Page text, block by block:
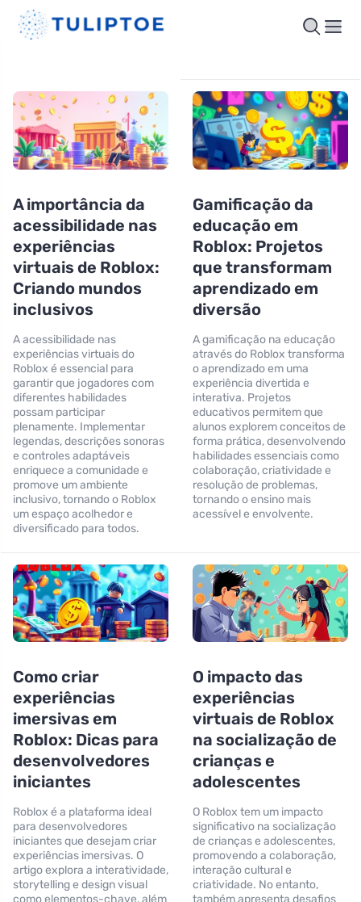
A importância da
acessibilidade nas
experiências
virtuais de Roblox:
Criando mundos
inclusivos
A acessibilidade nas
experiências virtuais do
Roblox é essencial para
garantir que jogadores com
diferentes habilidades
possam participar
plenamente. Implementar
legendas, descrições sonoras
e controles adaptáveis
enriquece a comunidade e
promove um ambiente
inclusivo, tornando o Roblox
um espaço acolhedor e
diversificado para todos.
Gamificação da
educação em
Roblox: Projetos
que transformam
aprendizado em
diversão
A gamificação na educação
através do Roblox transforma
o aprendizado em uma
experiência divertida e
interativa. Projetos
educativos permitem que
alunos explorem conceitos de
forma prática, desenvolvendo
habilidades essenciais como
colaboração, criatividade e
resolução de problemas,
tornando o ensino mais
acessível e envolvente.
Como criar
experiências
imersivas em
Roblox: Dicas para
desenvolvedores
iniciantes
Roblox é a plataforma ideal
para desenvolvedores
iniciantes que desejam criar
experiências imersivas. O
artigo explora a interatividade,
storytelling e design visual
O impacto das
experiências
virtuais de Roblox
na socialização de
crianças e
adolescentes
O Roblox tem um impacto
significativo na socialização
de crianças e adolescentes,
promovendo a colaboração,
interação cultural e
criatividade. No entanto,